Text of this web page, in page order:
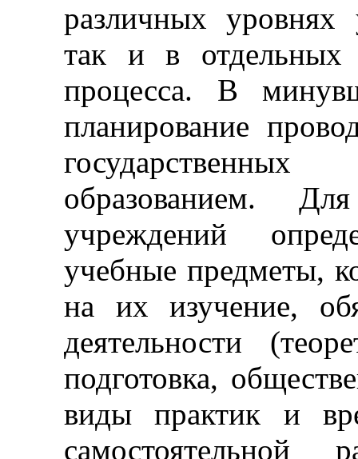
различных уровнях
так и в отдельных
процесса. В
планирование
образованием.
учреждений
учебные предметы,
на их изучение,
деятельности
подготовка,
виды практик и